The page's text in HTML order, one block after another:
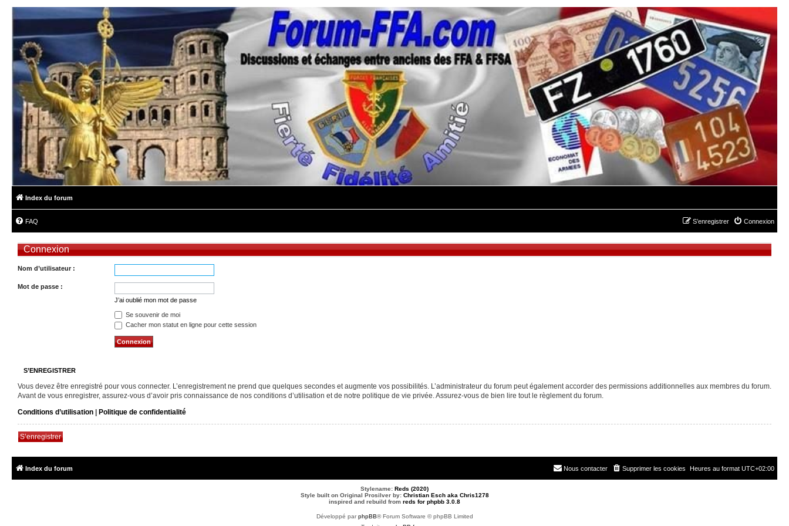
Index du forum
FAQ Connexion
S’enregistrer
Connexion
Nom d’utilisateur :
Mot de passe :
J’ai oublié mon mot de passe
Se souvenir de moi
Cacher mon statut en ligne pour cette session
S’ENREGISTRER
Vous devez être enregistré pour vous connecter. L’enregistrement ne prend que quelques secondes et augmente vos possibilités. L’administrateur du forum peut également accorder des permissions additionnelles aux membres du forum.
Avant de vous enregistrer, assurez-vous d’avoir pris connaissance de nos conditions d’utilisation et de notre politique de vie privée. Assurez-vous de bien lire tout le règlement du forum.
Conditions d’utilisation | Politique de confidentialité
S’enregistrer
Index du forum Heures au format UTC+02:00
Supprimer les cookies
Nous contacter
Stylename: Reds (2020)
Style built on Original Prosilver by: Christian Esch aka Chris1278
inspired and rebuild from reds for phpbb 3.0.8
Développé parphpBB® Forum Software © phpBB Limited